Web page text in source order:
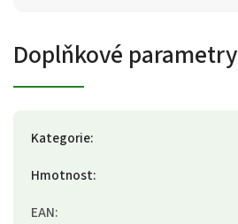
Doplňkové parametry
Kategorie:
Hmotnost:
EAN: